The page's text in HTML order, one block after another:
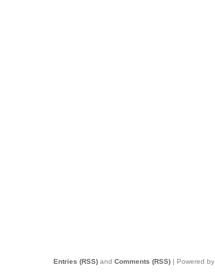
Entries (RSS) and Comments (RSS) | Powered by